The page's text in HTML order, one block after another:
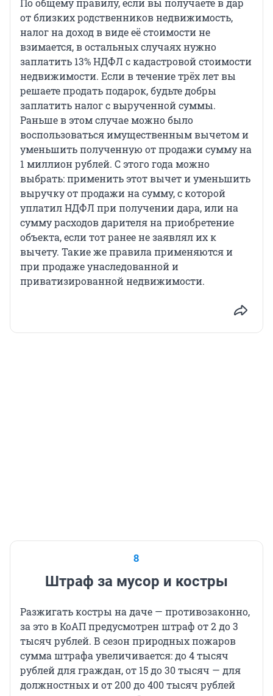
от близких родственников недвижимость,
налог на доход в виде её стоимости не
взимается, в остальных случаях нужно
заплатить 13% НДФЛ с кадастровой стоимости
недвижимости. Если в течение трёх лет вы
решаете продать подарок, будьте добры
заплатить налог с вырученной суммы.
Раньше в этом случае можно было
воспользоваться имущественным вычетом и
уменьшить полученную от продажи сумму на
1 миллион рублей. С этого года можно
выбрать: применить этот вычет и уменьшить
выручку от продажи на сумму, с которой
уплатил НДФЛ при получении дара, или на
сумму расходов дарителя на приобретение
объекта, если тот ранее не заявлял их к
вычету. Такие же правила применяются и
при продаже унаследованной и
приватизированной недвижимости.
8
Штраф за мусор и костры
Разжигать костры на даче — противозаконно,
за это в КоАП предусмотрен штраф от 2 до 3
тысяч рублей. В сезон природных пожаров
сумма штрафа увеличивается: до 4 тысяч
рублей для граждан, от 15 до 30 тысяч — для
должностных и от 200 до 400 тысяч рублей